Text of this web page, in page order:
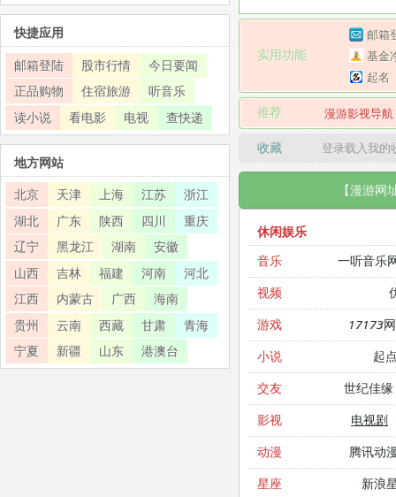
实用功能
邮箱
基金
起名
推荐 漫游影视导航
收藏 登录载入我
【漫游网
休闲娱乐
音乐
一听音乐
视频
游戏 17173
小说 起
交友 世纪佳缘
影视 电视剧
动漫 腾讯动
星座 新浪
快捷应用
邮箱登陆 股市行情
今日要闻
正品购物
住宿旅游
听音乐
读小说
看电影 电视 查快递
地方网站
北京 天津 上海 江苏
浙江
湖北
广东 陕西 四川
重庆
辽宁
黑龙江 湖南
安徽
山西
吉林 福建 河南
河北
江西
内蒙古 广西
海南
贵州
云南 西藏 甘肃
青海
宁夏
新疆 山东 港澳台